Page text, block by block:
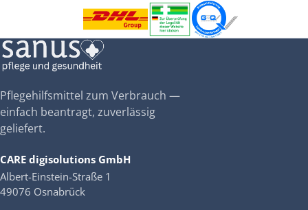
Pflegehilfsmittel zum Verbrauch —
einfach beantragt, zuverlässig
geliefert.
CARE digisolutions GmbH
Albert-Einstein-Straße 1
49076 Osnabrück